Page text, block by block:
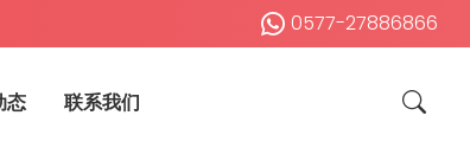
0577-27886866
态 联系我们